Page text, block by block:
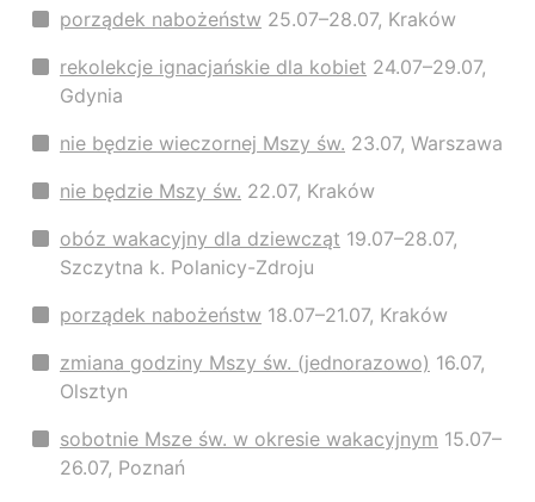
porządek nabożeństw 25.07–28.07, Kraków
rekolekcje ignacjańskie dla kobiet 24.07–29.07,
Gdynia
nie będzie wieczornej Mszy św. 23.07, Warszawa
nie będzie Mszy św. 22.07, Kraków
obóz wakacyjny dla dziewcząt 19.07–28.07,
Szczytna k. Polanicy-Zdroju
porządek nabożeństw 18.07–21.07, Kraków
zmiana godziny Mszy św. (jednorazowo) 16.07,
Olsztyn
sobotnie Msze św. w okresie wakacyjnym 15.07–
26.07, Poznań